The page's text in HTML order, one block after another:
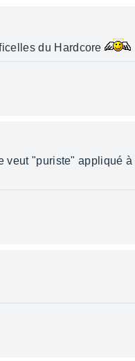
du Hardcore
veut "puriste" appliqué